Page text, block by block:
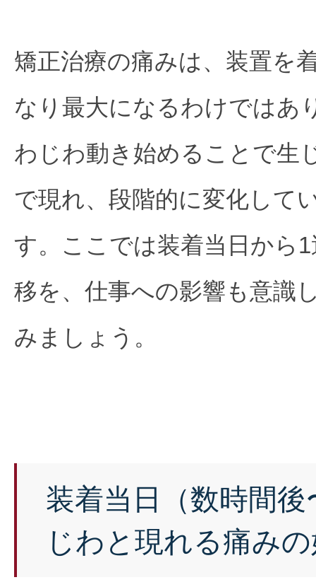
矯正治療の痛みは、装置を
なり最大になるわけではあ
わじわ動き始めることで生
で現れ、段階的に変化して
す。ここでは装着当日から
移を、仕事への影響も意識
みましょう。
装着当日（数時間
じわと現れる痛み